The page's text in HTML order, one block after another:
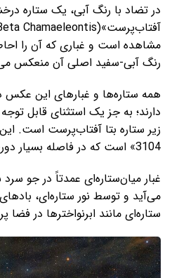
در تضاد با رنگ آبی، یک ستاره
مشاهده است و غباری که آن را
رنگ آبی-سفید اصلی آن منعکس
همه ستاره‌ها و غبارهای این عکس
دارند؛ به جز یک استثنای قابل
3104» است که در فاصله بسیار دوری قرار دارد.
غبار میان‌ستاره‌ای عمدتاً در جو
می‌آید و توسط نور ستاره‌ای،
ستاره‌ای مانند ابرنواخترها در فضا